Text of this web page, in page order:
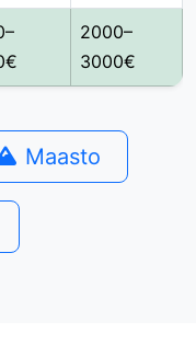
2000–
3000€
Maasto